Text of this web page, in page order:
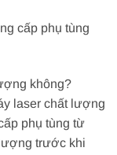
cấp phụ tùng
không?
laser chất lượng
phụ tùng từ
trước khi